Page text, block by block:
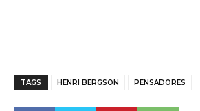
TAGS HENRI BERGSON PENSADORES